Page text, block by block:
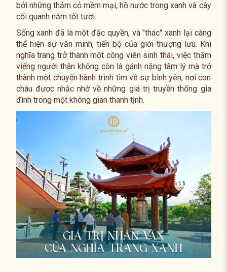
bởi những thảm cỏ mềm mại, hồ nước trong xanh và cây
cối quanh năm tốt tươi.
Sống xanh đã là một đặc quyền, và "thác" xanh lại càng
thể hiện sự văn minh, tiến bộ của giới thượng lưu. Khi
nghĩa trang trở thành một công viên sinh thái, việc thăm
viếng người thân không còn là gánh nặng tâm lý mà trở
thành một chuyến hành trình tìm về sự bình yên, nơi con
cháu được nhắc nhở về những giá trị truyền thống gia
đình trong một không gian thanh tịnh.